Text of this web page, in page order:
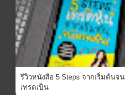
รีวิวหนังสือ 5 Steps จากเริ่มต้นจน
เทรดเป็น